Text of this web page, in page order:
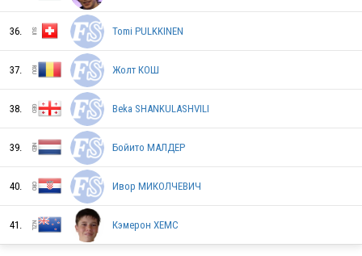
ARM
TUR
SRB
BIH
36. Tomi PULKKINEN
37. Жолт КОШ
38. Beka SHANKULASHVILI
39. Бойито МАЛДЕР
40. Ивор МИКОЛЧЕВИЧ
41. Кэмерон ХЕМС